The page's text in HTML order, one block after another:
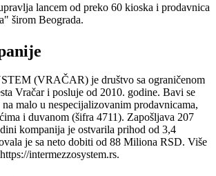
lancem od preko 60 kioska i prodavnica
širom Beograda.
(VRAČAR) je društvo sa ograničenom
Vračar i posluje od 2010. godine. Bavi se
malo u nespecijalizovanim prodavnicama,
i duvanom (šifra 4711). Zapošljava 207
kompanija je ostvarila prihod od 3,4
je sa neto dobiti od 88 Miliona RSD. Više
intermezzosystem.rs.